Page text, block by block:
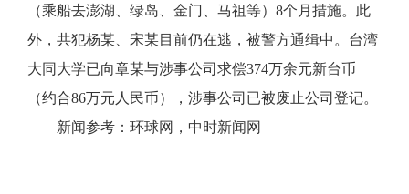
（乘船去澎湖、绿岛、金门、马祖等）8个月措施。此
外，共犯杨某、宋某目前仍在逃，被警方通缉中。台湾
大同大学已向章某与涉事公司求偿374万余元新台币
（约合86万元人民币），涉事公司已被废止公司登记。
新闻参考：环球网，中时新闻网